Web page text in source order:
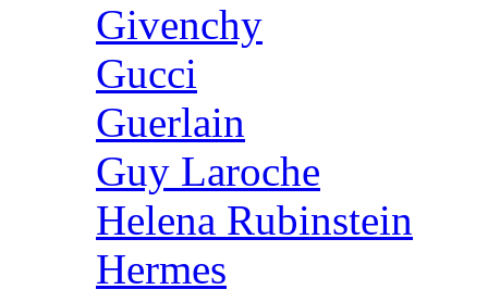
Givenchy
Gucci
Guerlain
Guy Laroche
Helena Rubinstein
Hermes